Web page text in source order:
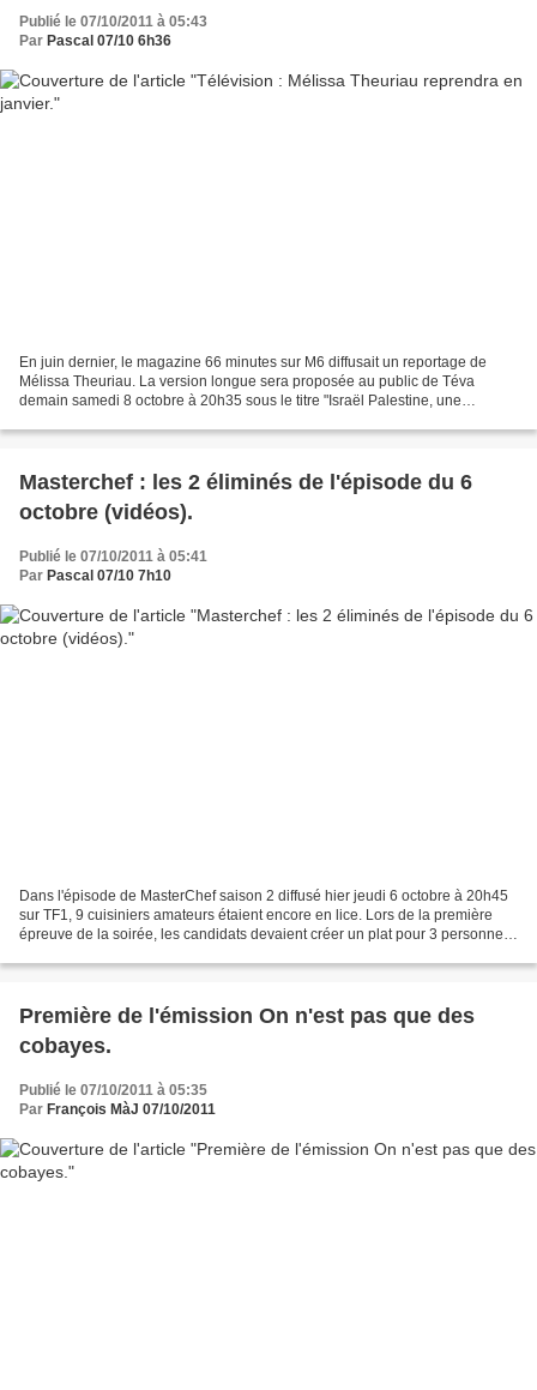
Publié le 07/10/2011 à 05:43
Par Pascal 07/10 6h36
En juin dernier, le magazine 66 minutes sur M6 diffusait un reportage de
Mélissa Theuriau. La version longue sera proposée au public de Téva
demain samedi 8 octobre à 20h35 sous le titre "Israël Palestine, une
Masterchef : les 2 éliminés de l'épisode du 6
octobre (vidéos).
Publié le 07/10/2011 à 05:41
Par Pascal 07/10 7h10
Dans l'épisode de MasterChef saison 2 diffusé hier jeudi 6 octobre à 20h45
sur TF1, 9 cuisiniers amateurs étaient encore en lice. Lors de la première
épreuve de la soirée, les candidats devaient créer un plat pour 3 personnes
Première de l'émission On n'est pas que des
cobayes.
Publié le 07/10/2011 à 05:35
Par François MàJ 07/10/2011